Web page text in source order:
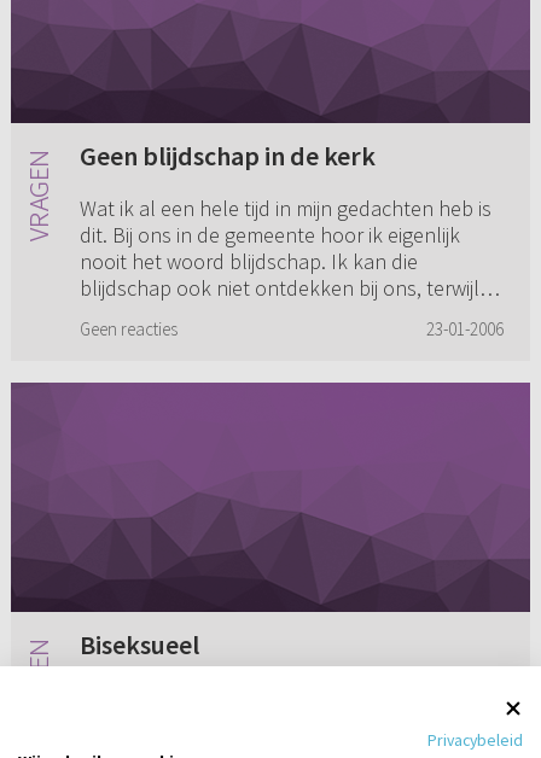
Geen blijdschap in de kerk
Wat ik al een hele tijd in mijn gedachten heb is
dit. Bij ons in de gemeente hoor ik eigenlijk
nooit het woord blijdschap. Ik kan die
blijdschap ook niet ontdekken bij ons, terwijl ik
Geen reacties 23-01-2006
Biseksueel
we niet en thuis kan ik niet praten en vertrouw
Privacybeleid